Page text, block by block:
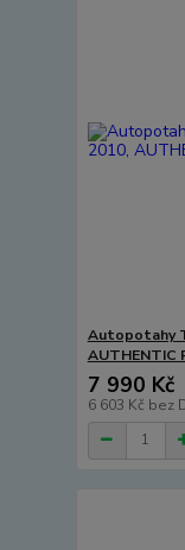
Autopotahy
AUTHENTIC
7 990 Kč
6 603 Kč bez